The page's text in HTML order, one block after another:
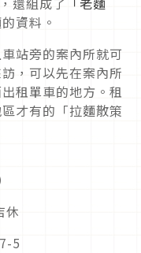
資料。
站旁的案內所就可
，可以先在案內所
租單車的地方。租
才有的「拉麵散策
休
5